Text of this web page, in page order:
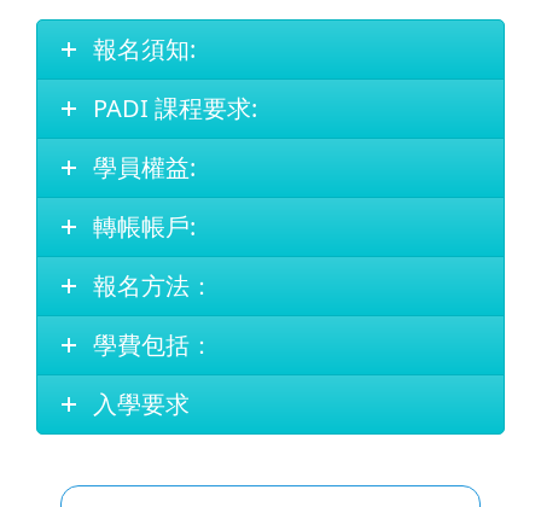
報名須知:
PADI 課程要求:
學員權益:
轉帳帳戶:
報名方法：
學費包括：
入學要求